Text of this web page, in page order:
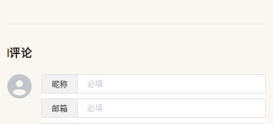
评论
昵称
邮箱